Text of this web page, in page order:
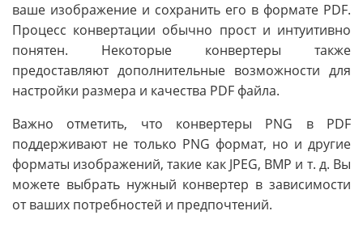
ваше изображение и сохранить его в формате PDF.
Процесс конвертации обычно прост и интуитивно
понятен. Некоторые конвертеры также
предоставляют дополнительные возможности для
настройки размера и качества PDF файла.
Важно отметить, что конвертеры PNG в PDF
поддерживают не только PNG формат, но и другие
форматы изображений, такие как JPEG, BMP и т. д. Вы
можете выбрать нужный конвертер в зависимости
от ваших потребностей и предпочтений.